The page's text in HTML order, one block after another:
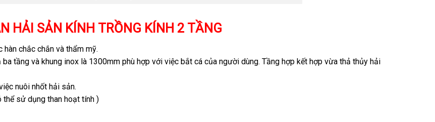
HẢI SẢN KÍNH TRỒNG KÍNH 2 TẦNG
chắc chắn và thẩm mỹ.
tầng và khung inox là 1300mm phù hợp với việc bắt cá của người dùng. Tầng hợp kết hợp vừa thả thủy hải
nuôi nhốt hải sản.
thể sử dụng than hoạt tính )